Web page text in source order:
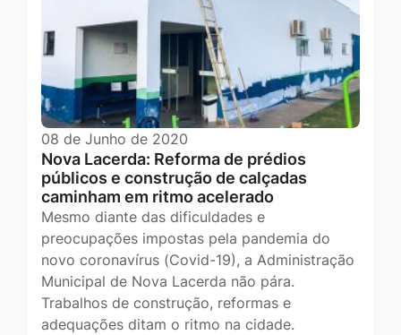
08 de Junho de 2020
Nova Lacerda: Reforma de prédios
públicos e construção de calçadas
caminham em ritmo acelerado
Mesmo diante das dificuldades e
preocupações impostas pela pandemia do
novo coronavírus (Covid-19), a Administração
Municipal de Nova Lacerda não pára.
Trabalhos de construção, reformas e
adequações ditam o ritmo na cidade.